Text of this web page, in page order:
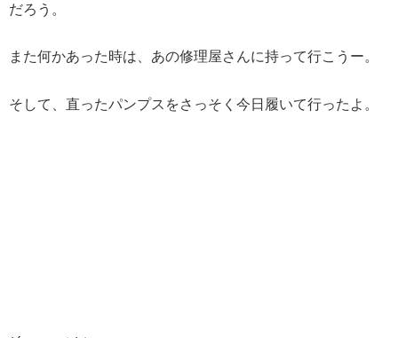
だろう。
また何かあった時は、あの修理屋さんに持って行こうー。
そして、直ったパンプスをさっそく今日履いて行ったよ。